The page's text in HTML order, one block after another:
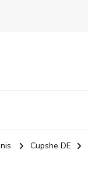
Cupshe DE